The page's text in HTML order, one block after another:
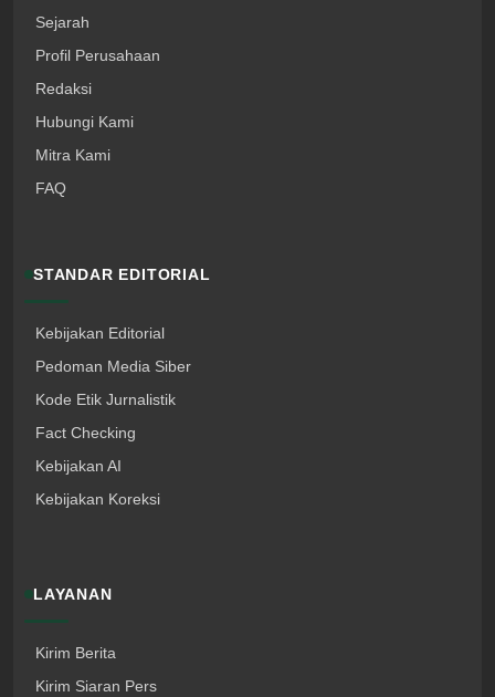
Sejarah
Profil Perusahaan
Redaksi
Hubungi Kami
Mitra Kami
FAQ
STANDAR EDITORIAL
Kebijakan Editorial
Pedoman Media Siber
Kode Etik Jurnalistik
Fact Checking
Kebijakan AI
Kebijakan Koreksi
LAYANAN
Kirim Berita
Kirim Siaran Pers